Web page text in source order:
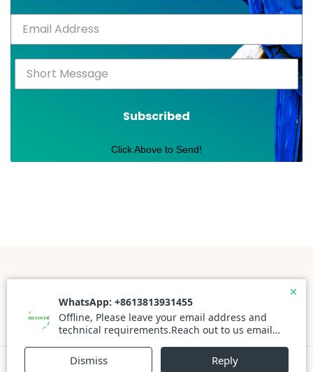
Subscribed
Click Above to Send!
Powered By WordPress | Prato Store